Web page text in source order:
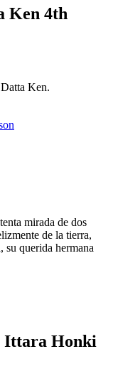
Ken 4th
Ken.
mirada de dos
de la tierra,
su querida hermana
Ittara Honki